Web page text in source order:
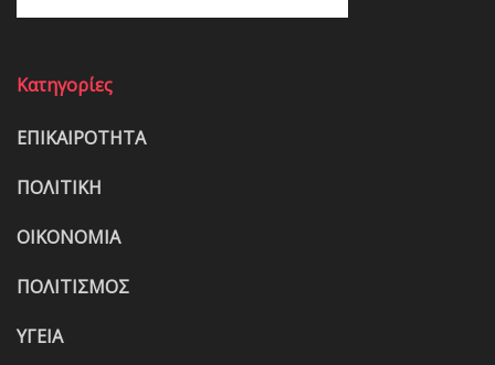
Κατηγορίες
ΕΠΙΚΑΙΡΟΤΗΤΑ
ΠΟΛΙΤΙΚΗ
ΟΙΚΟΝΟΜΙΑ
ΠΟΛΙΤΙΣΜΟΣ
ΥΓΕΙΑ